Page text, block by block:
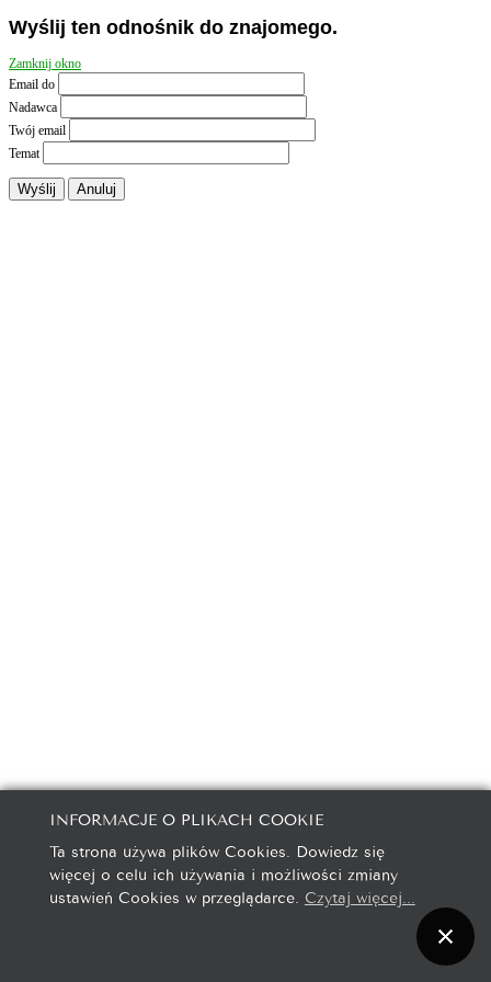
Wyślij ten odnośnik do znajomego.
Zamknij okno
Email do
Nadawca
Twój email
Temat
Wyślij Anuluj
INFORMACJE O PLIKACH COOKIE
Ta strona używa plików Cookies. Dowiedz się
więcej o celu ich używania i możliwości zmiany
ustawień Cookies w przeglądarce. Czytaj więcej...